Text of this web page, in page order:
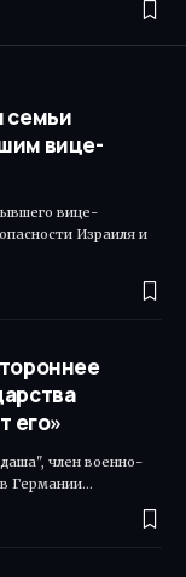
семьи
вице-
вице-
Израиля и
его»
член военно-
в Германии…